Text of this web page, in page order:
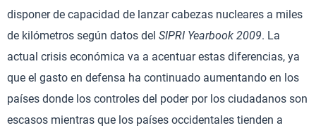
disponer de capacidad de lanzar cabezas nucleares a miles
de kilómetros según datos del SIPRI Yearbook 2009. La
actual crisis económica va a acentuar estas diferencias, ya
que el gasto en defensa ha continuado aumentando en los
países donde los controles del poder por los ciudadanos son
escasos mientras que los países occidentales tienden a